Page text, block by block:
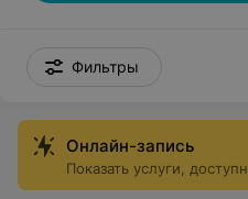
Фильтры
Онлайн-запись
Показать услуги,